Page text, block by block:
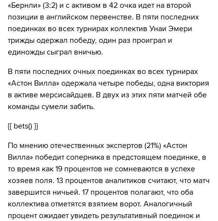
«Бернли» (3:2) и с активом в 42 очка идет на второй
позиции в английском первенстве. В пяти последних
поединках во всех турнирах коллектив Унаи Эмери
трижды одержал победу, один раз проиграл и
единожды сыграл вничью.
В пяти последних очных поединках во всех турнирах
«Астон Вилла» одержала четыре победы, одна виктория
в активе мерсисайдцев. В двух из этих пяти матчей обе
команды сумели забить.
{{ bets() }}
По мнению отечественных экспертов (21%) «Астон
Вилла» победит соперника в предстоящем поединке, в
то время как 19 процентов не сомневаются в успехе
хозяев поля. 13 процентов аналитиков считают, что матч
завершится ничьей. 17 процентов полагают, что оба
коллектива отметятся взятием ворот. Аналогичный
процент ожидает увидеть результативный поединок и